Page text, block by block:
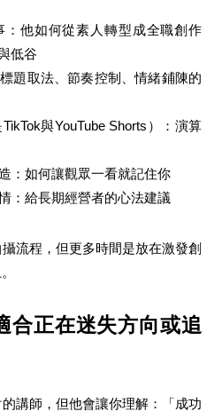
：他如何從素人轉型成全職創作
低谷
題取法、節奏控制、情緒鋪陳的
與YouTube Shorts）：演算
：如何讓觀眾一看就記住你
：給長期經營者的心法建議
流程，但更多時間是放在激發創
合正在迷失方向或追
講師，但他會讓你理解：「成功